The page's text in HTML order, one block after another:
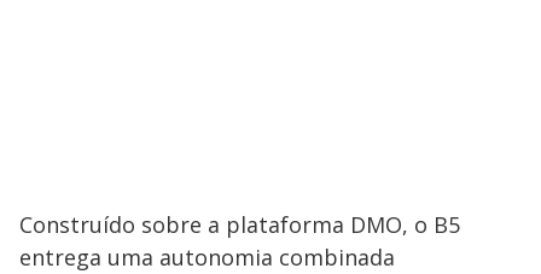
​Construído sobre a plataforma DMO, o B5
entrega uma autonomia combinada